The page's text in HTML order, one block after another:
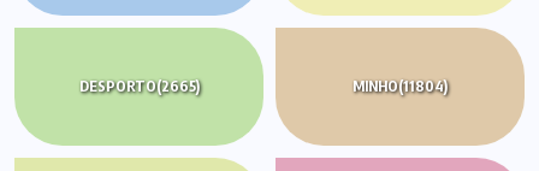
DESPORTO(2665) MINHO(11804)